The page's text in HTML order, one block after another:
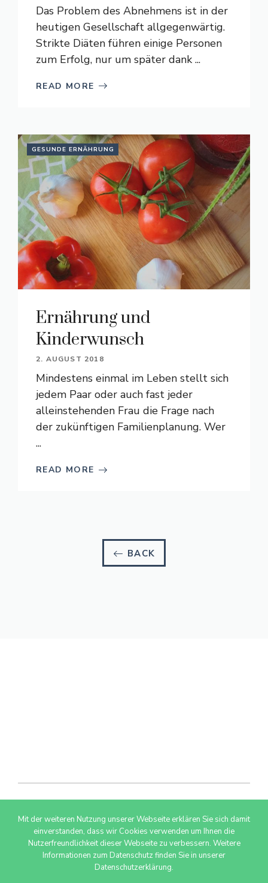
Das Problem des Abnehmens ist in der
heutigen Gesellschaft allgegenwärtig.
Strikte Diäten führen einige Personen
zum Erfolg, nur um später dank ...
READ MORE
GESUNDE ERNÄHRUNG
Ernährung und
Kinderwunsch
2. AUGUST 2018
Mindestens einmal im Leben stellt sich
jedem Paar oder auch fast jeder
alleinstehenden Frau die Frage nach
der zukünftigen Familienplanung. Wer
...
READ MORE
BACK
© 2026 AdSimple GmbH
Mit der weiteren Nutzung unserer Webseite erklären Sie sich damit
einverstanden, dass wir Cookies verwenden um Ihnen die
Nutzerfreundlichkeit dieser Webseite zu verbessern. Weitere
Informationen zum Datenschutz finden Sie in unserer
Datenschutzerklärung.